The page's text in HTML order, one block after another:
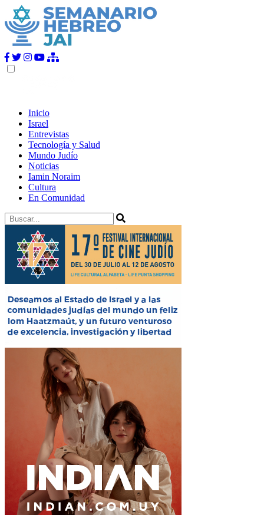
Inicio
Israel
Entrevistas
Tecnología y Salud
Mundo Judío
Noticias
Iamin Noraim
Cultura
En Comunidad